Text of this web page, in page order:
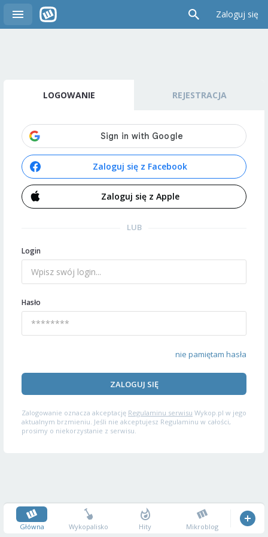
Zaloguj się
LOGOWANIE REJESTRACJA
Zaloguj się z Facebook
Zaloguj się z Apple
LUB
Login
Hasło
nie pamiętam hasła
ZALOGUJ SIĘ
Zalogowanie oznacza akceptację Regulaminu serwisu Wykop.pl w jego
aktualnym brzmieniu. Jeśli nie akceptujesz Regulaminu w całości,
prosimy o niekorzystanie z serwisu.
Główna Wykopalisko Hity Mikroblog